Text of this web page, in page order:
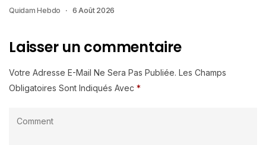
Quidam Hebdo 6 Août 2026
Laisser un commentaire
Votre Adresse E-Mail Ne Sera Pas Publiée. Les Champs
Obligatoires Sont Indiqués Avec *